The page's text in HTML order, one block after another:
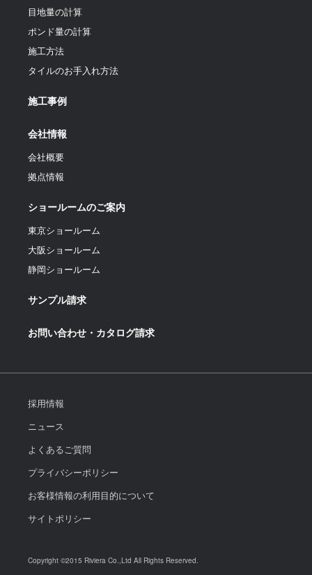
目地量の計算
ポンド量の計算
施工方法
タイルのお手入れ方法
施工事例
会社情報
会社概要
拠点情報
ショールームのご案内
東京ショールーム
大阪ショールーム
静岡ショールーム
サンプル請求
お問い合わせ・カタログ請求
採用情報
ニュース
よくあるご質問
プライバシーポリシー
お客様情報の利用目的について
サイトポリシー
Copyright ©2015 Riviera Co.,Ltd All Rights Reserved.